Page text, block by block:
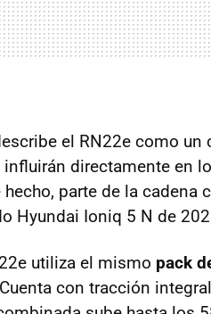
el RN22e como un
influirán directamente en
hecho, parte de la cadena
Hyundai Ioniq 5 N de
utiliza el mismo pack
con tracción